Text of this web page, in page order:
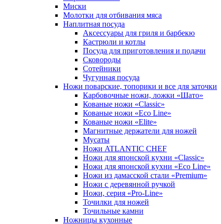
Миски
Молотки для отбивания мяса
Наплитная посуда
Аксессуары для гриля и барбекю
Кастрюли и котлы
Посуда для приготовления и подачи
Сковороды
Сотейники
Чугунная посуда
Ножи поварские, топорики и все для заточки
Карбовочные ножи, ложки «Шато»
Кованые ножи «Classic»
Кованые ножи «Eco Line»
Кованые ножи «Elite»
Магнитные держатели для ножей
Мусаты
Ножи ATLANTIC CHEF
Ножи для японской кухни «Classic»
Ножи для японской кухни «Eco Line»
Ножи из дамасской стали «Premium»
Ножи с деревянной ручкой
Ножи, серия «Pro-Line»
Точилки для ножей
Точильные камни
Ножницы кухонные